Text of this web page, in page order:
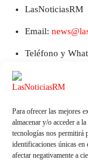
Para ofrecer las mejores
almacenar y/o acceder a
tecnologías nos permitirá
identificaciones únicas
afectar negativamente a
LasNoticiasRM
Email:
Teléfono y